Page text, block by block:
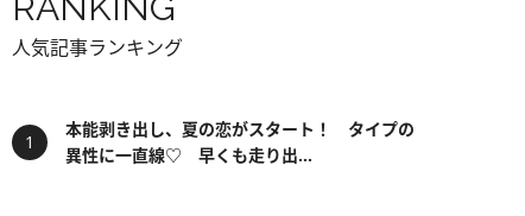
人気記事ランキング
本能剥き出し、夏の恋がスタート！ タイプの
異性に一直線♡ 早くも走り出...